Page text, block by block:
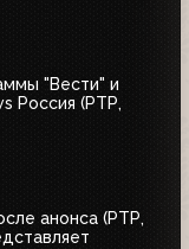
"Вести" и
Россия (РТР,
анонса (РТР,